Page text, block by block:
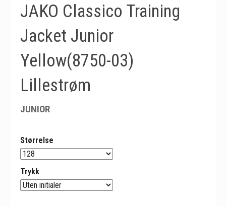
JAKO Classico Training
Jacket Junior
Yellow(8750-03)
Lillestrøm
JUNIOR
Størrelse
Trykk